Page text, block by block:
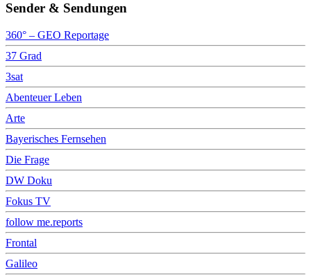
Sender & Sendungen
360° – GEO Reportage
37 Grad
3sat
Abenteuer Leben
Arte
Bayerisches Fernsehen
Die Frage
DW Doku
Fokus TV
follow me.reports
Frontal
Galileo